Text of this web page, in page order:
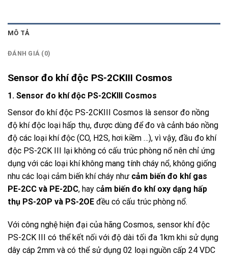
MÔ TẢ
ĐÁNH GIÁ (0)
Sensor đo khí độc PS-2CKIII Cosmos
1. Sensor đo khí độc PS-2CKIII Cosmos
Sensor đo khí độc PS-2CKIII Cosmos là sensor đo nồng
độ khí độc loại hấp thụ, được dùng để đo và cảnh báo nồng
độ các loại khí độc (CO, H2S, hơi kiềm …), vì vậy, đầu đo khí
độc PS-2CK III lại không có cấu trúc phòng nổ nên chỉ ứng
dụng với các loại khí không mang tính cháy nổ, không giống
nhu các loại cảm biến khí cháy như cảm biến đo khí gas
PE-2CC và PE-2DC, hay cảm biến đo khí oxy dạng hấp
thụ PS-2OP và PS-2OE đều có cấu trúc phòng nổ.
Với công nghệ hiện đại của hãng Cosmos, sensor khí độc
PS-2CK III có thể kết nối với độ dài tối đa 1km khi sử dụng
dây cáp 2mm và có thể sử dụng 02 loại nguồn cấp 24 VDC